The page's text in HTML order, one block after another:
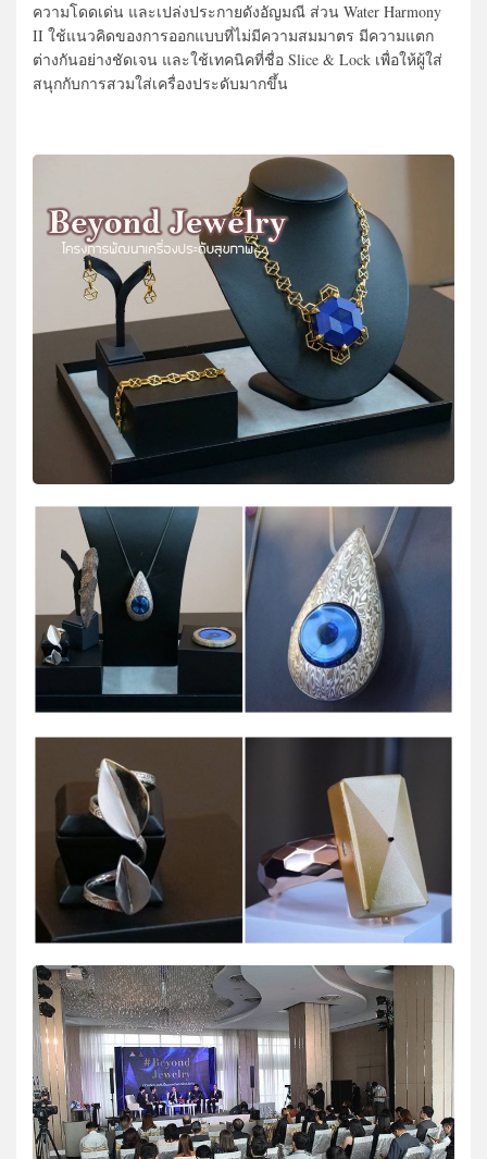
ความโดดเด่น และเปล่งประกายดังอัญมณี ส่วน Water Harmony
II ใช้แนวคิดของการออกแบบที่ไม่มีความสมมาตร มีความแตก
ต่างกันอย่างชัดเจน และใช้เทคนิคที่ชื่อ Slice & Lock เพื่อให้ผู้ใส่
สนุกกับการสวมใส่เครื่องประดับมากขึ้น